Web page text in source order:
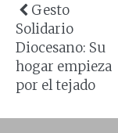
Gesto
Solidario
Diocesano: Su
hogar empieza
por el tejado